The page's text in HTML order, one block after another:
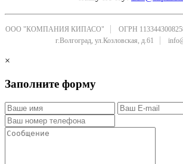
ООО "КОМПАНИЯ КИПАСО" ОГРН
г.Волгоград, ул.Козловская, д.61
×
Заполните форму